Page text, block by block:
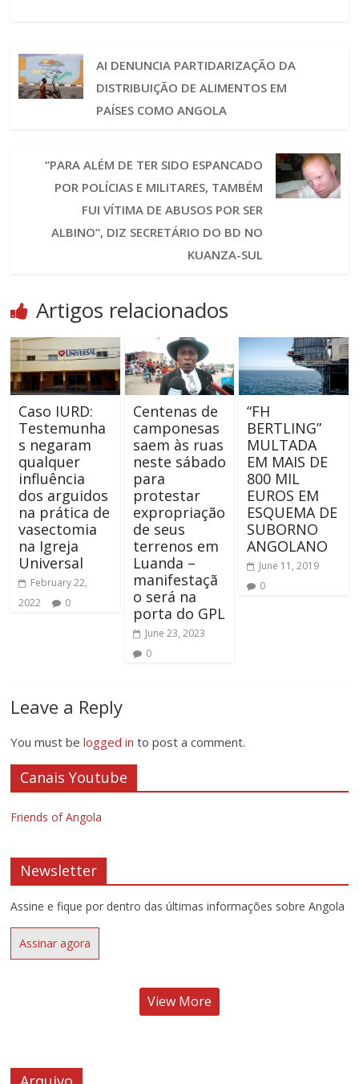
AI DENUNCIA PARTIDARIZAÇÃO DA
DISTRIBUIÇÃO DE ALIMENTOS EM
PAÍSES COMO ANGOLA
“PARA ALÉM DE TER SIDO ESPANCADO
POR POLÍCIAS E MILITARES, TAMBÉM
FUI VÍTIMA DE ABUSOS POR SER
ALBINO”, DIZ SECRETÁRIO DO BD NO
KUANZA-SUL
Artigos relacionados
Caso IURD:
Testemunha
s negaram
qualquer
influência
dos arguidos
na prática de
vasectomia
na Igreja
Universal
February 22,
2022
0
Centenas de
camponesas
saem às ruas
neste sábado
para
protestar
expropriação
de seus
terrenos em
Luanda –
manifestaçã
o será na
porta do GPL
June 23, 2023
0
“FH
BERTLING”
MULTADA
EM MAIS DE
800 MIL
EUROS EM
ESQUEMA DE
SUBORNO
ANGOLANO
June 11, 2019
0
Leave a Reply
You must belogged in to post a comment.
Canais Youtube
Friends of Angola
Newsletter
Assine e fique por dentro das últimas informações sobre Angola
Assinar agora
View More